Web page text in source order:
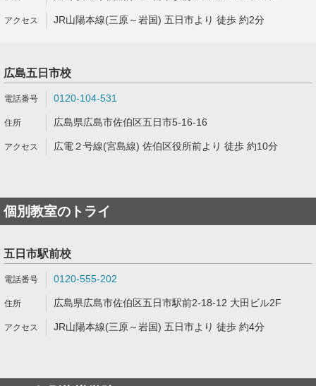
JR山陽本線(三原～岩国) 五日市より 徒歩 約2分
広島五日市校
0120-104-531
広島県広島市佐伯区五日市5-16-16
広電２号線(宮島線) 佐伯区役所前より 徒歩 約10分
個別教室のトライ
五日市駅前校
0120-555-202
広島県広島市佐伯区五日市駅前2-18-12 大田ビル2F
JR山陽本線(三原～岩国) 五日市より 徒歩 約4分